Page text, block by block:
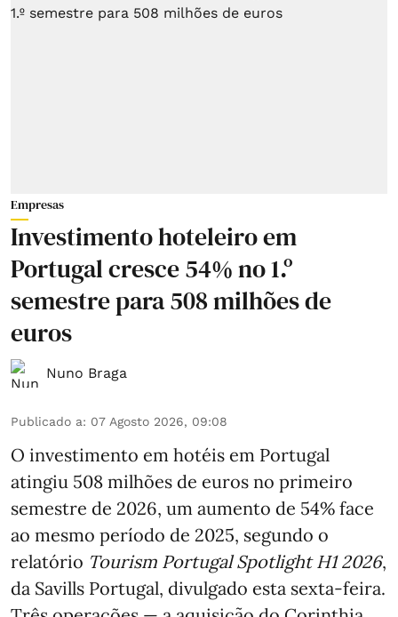
Empresas
Investimento hoteleiro em
Portugal cresce 54% no 1.º
semestre para 508 milhões de
euros
Nuno Braga
Publicado a: 07 Agosto 2026, 09:08
O investimento em hotéis em Portugal
atingiu 508 milhões de euros no primeiro
semestre de 2026, um aumento de 54% face
ao mesmo período de 2025, segundo o
relatório Tourism Portugal Spotlight H1 2026,
da Savills Portugal, divulgado esta sexta-feira.